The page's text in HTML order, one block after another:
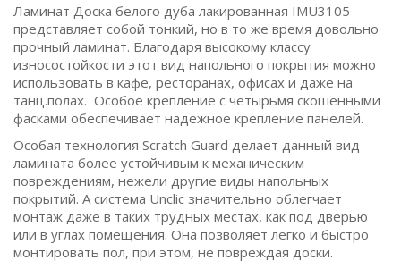
Ламинат Доска белого дуба лакированная IMU3105
представляет собой тонкий, но в то же время довольно
прочный ламинат. Благодаря высокому классу
износостойкости этот вид напольного покрытия можно
использовать в кафе, ресторанах, офисах и даже на
танц.полах. Особое крепление с четырьмя скошенными
фасками обеспечивает надежное крепление панелей.
Особая технология Scratch Guard делает данный вид
ламината более устойчивым к механическим
повреждениям, нежели другие виды напольных
покрытий. А система Unclic значительно облегчает
монтаж даже в таких трудных местах, как под дверью
или в углах помещения. Она позволяет легко и быстро
монтировать пол, при этом, не повреждая доски.